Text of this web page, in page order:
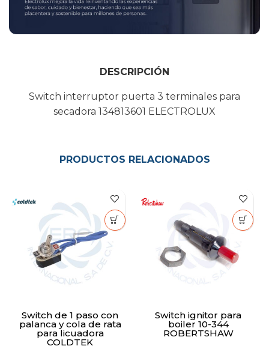
DESCRIPCIÓN
Switch interruptor puerta 3 terminales para
secadora 134813601 ELECTROLUX
PRODUCTOS RELACIONADOS
Switch de 1 paso con
palanca y cola de rata
para licuadora
COLDTEK
Switch ignitor para
boiler 10-344
ROBERTSHAW